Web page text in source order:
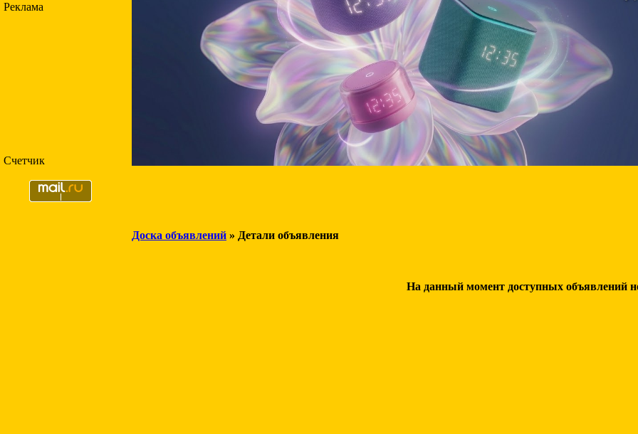
Реклама
Счетчик
Доска объявлений » Детали объявления
На данный момент доступных объявлений